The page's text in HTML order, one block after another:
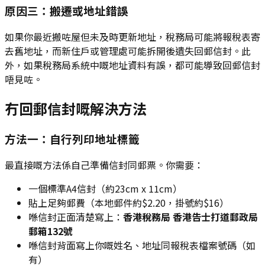
原因三：搬遷或地址錯誤
如果你最近搬咗屋但未及時更新地址，稅務局可能將報稅表寄
去舊地址，而新住戶或管理處可能拆開後遺失回郵信封。此
外，如果稅務局系統中嘅地址資料有誤，都可能導致回郵信封
唔見咗。
冇回郵信封嘅解決方法
方法一：自行列印地址標籤
最直接嘅方法係自己準備信封同郵票。你需要：
一個標準A4信封（約23cm x 11cm）
貼上足夠郵費（本地郵件約$2.20，掛號約$16）
喺信封正面清楚寫上： 香港稅務局 香港告士打道郵政局
郵箱132號
喺信封背面寫上你嘅姓名、地址同報稅表檔案號碼（如
有）